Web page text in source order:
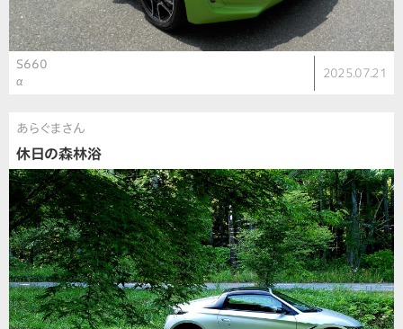
S660
α
2025.07.21
あらぐまさん
休日の森林浴